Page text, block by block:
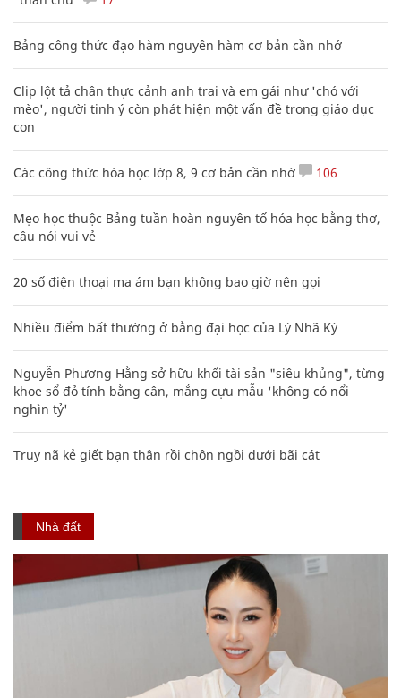
Bảng công thức đạo hàm nguyên hàm cơ bản cần nhớ
Clip lột tả chân thực cảnh anh trai và em gái như 'chó với
mèo', người tinh ý còn phát hiện một vấn đề trong giáo dục
con
Các công thức hóa học lớp 8, 9 cơ bản cần nhớ 106
Mẹo học thuộc Bảng tuần hoàn nguyên tố hóa học bằng thơ,
câu nói vui vẻ
20 số điện thoại ma ám bạn không bao giờ nên gọi
Nhiều điểm bất thường ở bằng đại học của Lý Nhã Kỳ
Nguyễn Phương Hằng sở hữu khối tài sản "siêu khủng", từng
khoe sổ đỏ tính bằng cân, mắng cựu mẫu 'không có nổi
nghìn tỷ'
Truy nã kẻ giết bạn thân rồi chôn ngồi dưới bãi cát
Nhà đất